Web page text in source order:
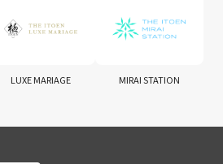
LUXE MARIAGE MIRAI STATION